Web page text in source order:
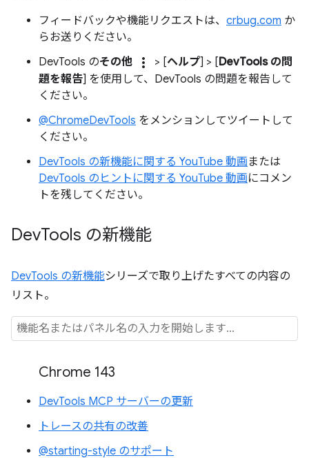
フィードバックや機能リクエストは、 crbug.com か
らお送りください。
DevTools のその他 more_vert > [ヘルプ] > [DevTools の問
題を報告] を使用して、DevTools の問題を報告して
ください。
@ChromeDevTools をメンションしてツイートして
ください。
DevTools の新機能に関する YouTube 動画 または
DevTools のヒントに関する YouTube 動画にコメン
トを残してください。
DevTools の新機能
DevTools の新機能シリーズで取り上げたすべての内容の
リスト。
Chrome 143
DevTools MCP サーバーの更新
トレースの共有の改善
@starting-style のサポート